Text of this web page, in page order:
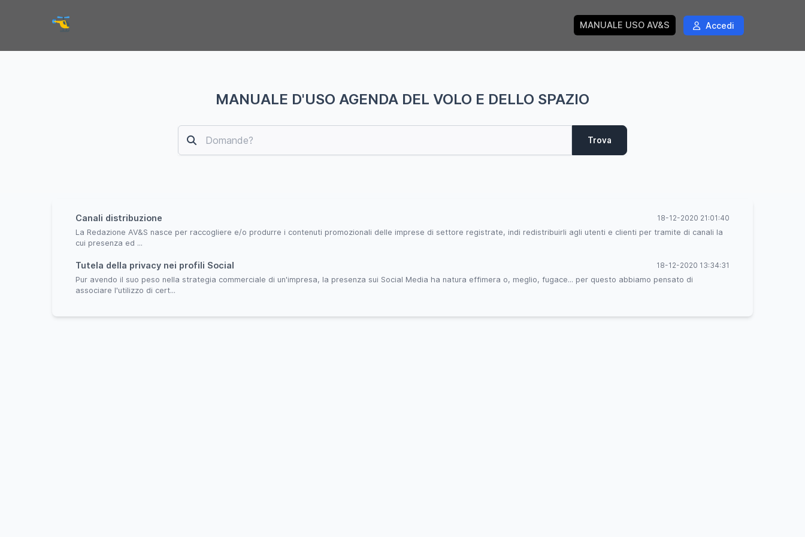
MANUALE USO AV&S Accedi
MANUALE D'USO AGENDA DEL VOLO E DELLO SPAZIO
Trova
Canali distribuzione
18-12-2020 21:01:40
La Redazione AV&S nasce per raccogliere e/o produrre i contenuti promozionali delle imprese di settore registrate, indi redistribuirli agli utenti e clienti per tramite di canali la
cui presenza ed ...
Tutela della privacy nei profili Social
18-12-2020 13:34:31
Pur avendo il suo peso nella strategia commerciale di un'impresa, la presenza sui Social Media ha natura effimera o, meglio, fugace... per questo abbiamo pensato di
associare l'utilizzo di cert...